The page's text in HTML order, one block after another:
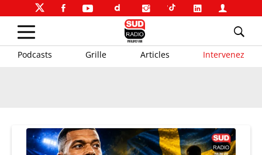
Podcasts Grille Articles Intervenez